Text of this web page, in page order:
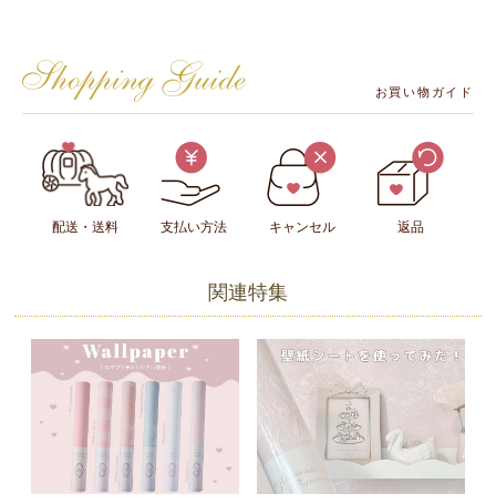
お買い物ガイド
配送・送料 支払い方法 キャンセル 返品
関連特集